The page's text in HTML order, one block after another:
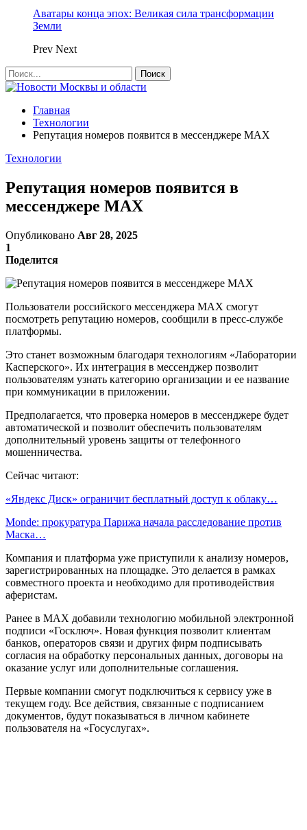
Аватары конца эпох: Великая сила трансформации
Земли
Prev Next
Главная
Технологии
Репутация номеров появится в мессенджере MAX
Технологии
Репутация номеров появится в
мессенджере MAX
Опубликовано Авг 28, 2025
1
Поделится
Пользователи российского мессенджера MAX смогут
посмотреть репутацию номеров, сообщили в пресс-службе
платформы.
Это станет возможным благодаря технологиям «Лаборатории
Касперского». Их интеграция в мессенджер позволит
пользователям узнать категорию организации и ее название
при коммуникации в приложении.
Предполагается, что проверка номеров в мессенджере будет
автоматической и позволит обеспечить пользователям
дополнительный уровень защиты от телефонного
мошенничества.
Сейчас читают:
«Яндекс Диск» ограничит бесплатный доступ к облаку…
Monde: прокуратура Парижа начала расследование против
Маска…
Компания и платформа уже приступили к анализу номеров,
зарегистрированных на площадке. Это делается в рамках
совместного проекта и необходимо для противодействия
аферистам.
Ранее в MAX добавили технологию мобильной электронной
подписи «Госключ». Новая функция позволит клиентам
банков, операторов связи и других фирм подписывать
согласия на обработку персональных данных, договоры на
оказание услуг или дополнительные соглашения.
Первые компании смогут подключиться к сервису уже в
текущем году. Все действия, связанные с подписанием
документов, будут показываться в личном кабинете
пользователя на «Госуслугах».